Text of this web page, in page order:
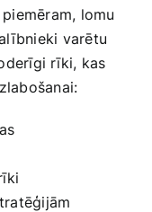
lomu
varētu
rīki, kas